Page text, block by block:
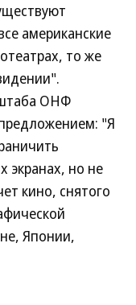
американские
то же
ОНФ
"Я
экранах, но не
кино, снятого
Японии,